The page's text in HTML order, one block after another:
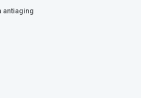
antiaging